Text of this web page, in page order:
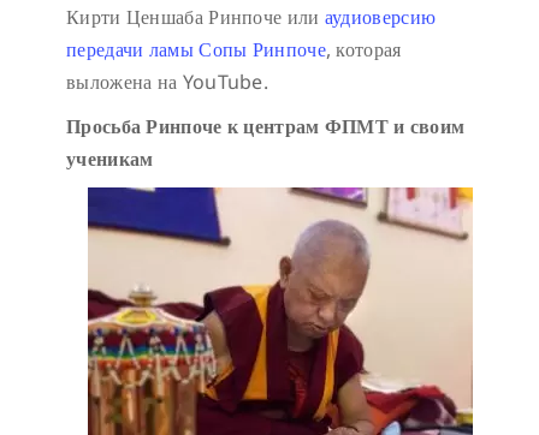
Кирти Ценшаба Ринпоче или аудиоверсию
передачи ламы Сопы Ринпоче, которая
выложена на YouTube.
Просьба Ринпоче к центрам ФПМТ и своим
ученикам